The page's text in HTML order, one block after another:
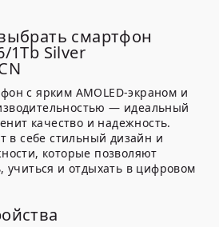
смартфон
1Tb Silver
с ярким AMOLED-экраном и
— идеальный
качество и надежность.
в себе стильный дизайн и
которые позволяют
учиться и отдыхать в цифровом